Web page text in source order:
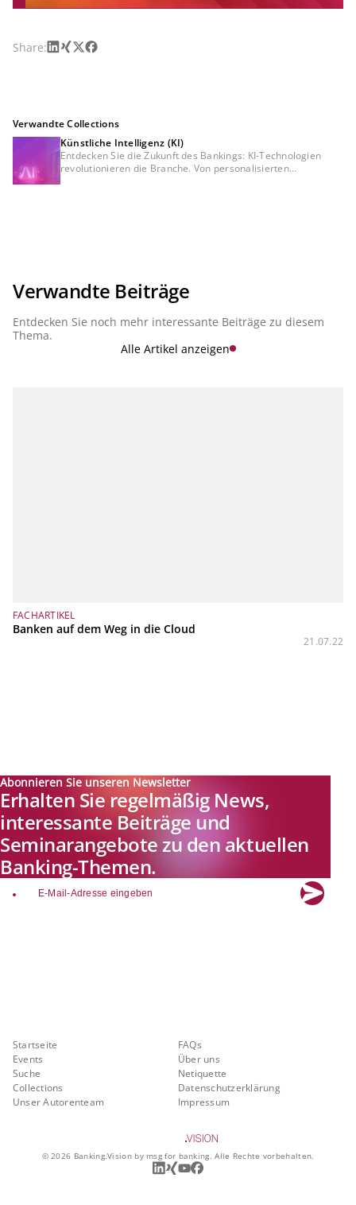
Share:LinkedIn
Xing
X Facebook
Verwandte Collections
Künstliche Intelligenz (KI)
Entdecken Sie die Zukunft des Bankings: KI-Technologien
revolutionieren die Branche. Von personalisierten
Verwandte Beiträge
Entdecken Sie noch mehr interessante Beiträge zu diesem
Thema.
Alle Artikel anzeigen
FACHARTIKEL
Banken auf dem Weg in die Cloud
21.07.22
Abonnieren Sie unseren Newsletter
Erhalten Sie regelmäßig News,
interessante Beiträge und
Seminarangebote zu den aktuellen
Banking-Themen.
email
Startseite
Events
Suche
Collections
Unser Autorenteam
FAQs
Über uns
Netiquette
Datenschutzerklärung
Impressum
© 2026 Banking.Vision by msg for banking. Alle Rechte vorbehalten.